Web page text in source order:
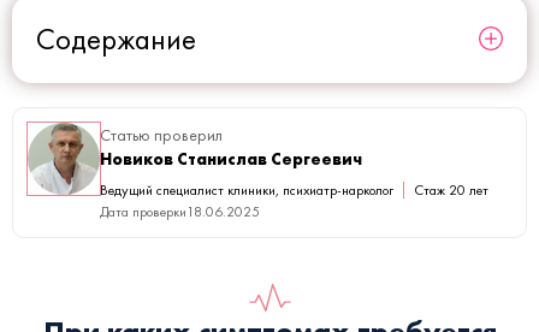
Содержание
Статью проверил
Новиков Станислав Сергеевич
Ведущий специалист клиники, психиатр-нарколог
Стаж 20 лет
Дата проверки 18.06.2025